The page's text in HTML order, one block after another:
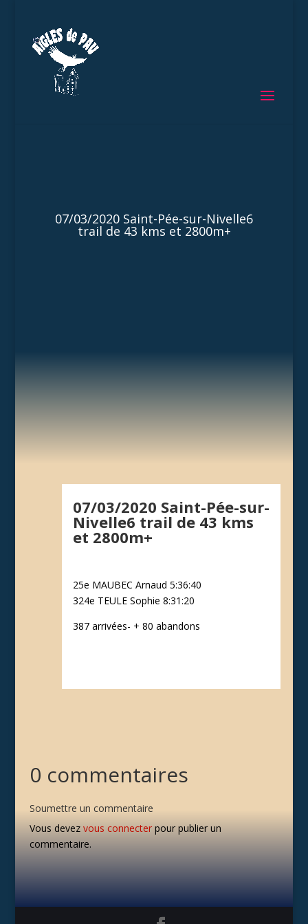
07/03/2020 Saint-Pée-sur-Nivelle6
trail de 43 kms et 2800m+
07/03/2020 Saint-Pée-sur-
Nivelle6 trail de 43 kms
et 2800m+
25e MAUBEC Arnaud 5:36:40
324e TEULE Sophie 8:31:20
387 arrivées- + 80 abandons
0 commentaires
Soumettre un commentaire
Vous devez vous connecterpour publier un
commentaire.